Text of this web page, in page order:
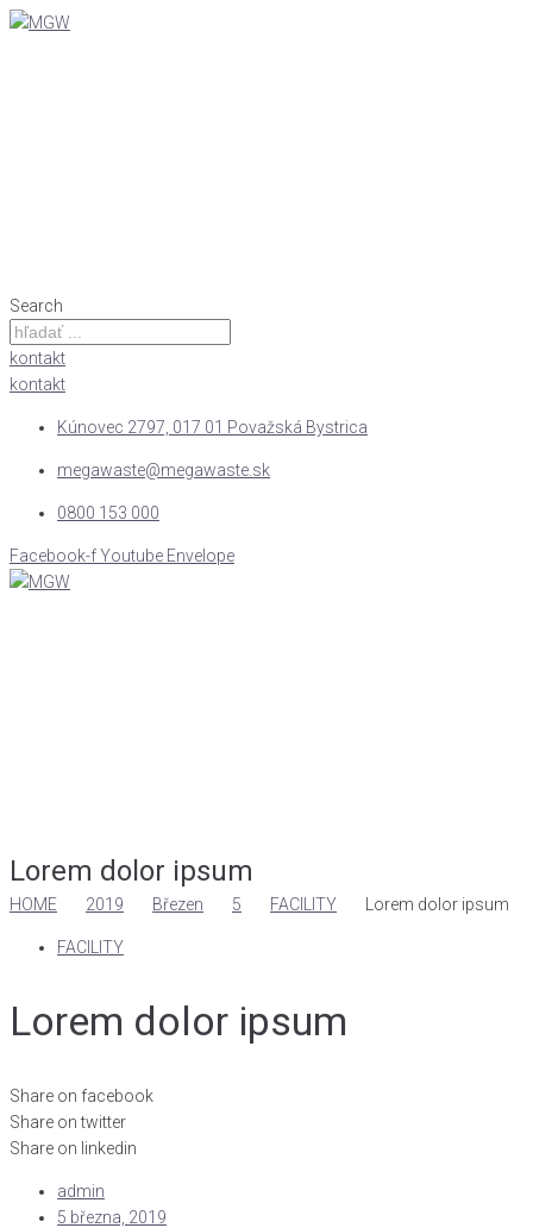
Search
kontakt
kontakt
Kúnovec 2797, 017 01 Považská Bystrica
megawaste@megawaste.sk
0800 153 000
Facebook-fYoutube Envelope
Lorem dolor ipsum
HOME 2019 Březen 5 FACILITY Lorem dolor ipsum
FACILITY
Lorem dolor ipsum
Share on facebook
Share on twitter
Share on linkedin
admin
5 března, 2019